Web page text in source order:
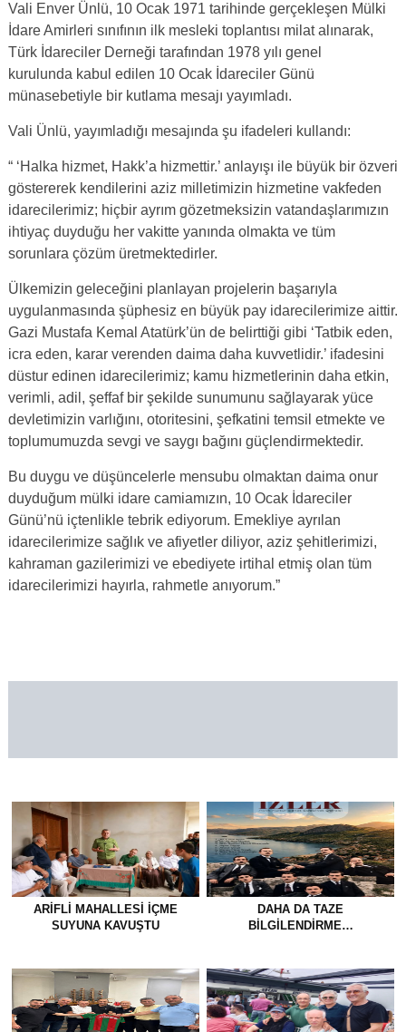
Vali Enver Ünlü, 10 Ocak 1971 tarihinde gerçekleşen Mülki
İdare Amirleri sınıfının ilk mesleki toplantısı milat alınarak,
Türk İdareciler Derneği tarafından 1978 yılı genel
kurulunda kabul edilen 10 Ocak İdareciler Günü
münasebetiyle bir kutlama mesajı yayımladı.
Vali Ünlü, yayımladığı mesajında şu ifadeleri kullandı:
“ ‘Halka hizmet, Hakk’a hizmettir.’ anlayışı ile büyük bir özveri
göstererek kendilerini aziz milletimizin hizmetine vakfeden
idarecilerimiz; hiçbir ayrım gözetmeksizin vatandaşlarımızın
ihtiyaç duyduğu her vakitte yanında olmakta ve tüm
sorunlara çözüm üretmektedirler.
Ülkemizin geleceğini planlayan projelerin başarıyla
uygulanmasında şüphesiz en büyük pay idarecilerimize aittir.
Gazi Mustafa Kemal Atatürk’ün de belirttiği gibi ‘Tatbik eden,
icra eden, karar verenden daima daha kuvvetlidir.’ ifadesini
düstur edinen idarecilerimiz; kamu hizmetlerinin daha etkin,
verimli, adil, şeffaf bir şekilde sunumunu sağlayarak yüce
devletimizin varlığını, otoritesini, şefkatini temsil etmekte ve
toplumumuzda sevgi ve saygı bağını güçlendirmektedir.
Bu duygu ve düşüncelerle mensubu olmaktan daima onur
duyduğum mülki idare camiamızın, 10 Ocak İdareciler
Günü’nü içtenlikle tebrik ediyorum. Emekliye ayrılan
idarecilerimize sağlık ve afiyetler diliyor, aziz şehitlerimizi,
kahraman gazilerimizi ve ebediyete irtihal etmiş olan tüm
idarecilerimizi hayırla, rahmetle anıyorum.”
ARIFLI MAHALLESI İÇME
SUYUNA KAVUŞTU
DAHA DA TAZE
BİLGİLENDİRME…